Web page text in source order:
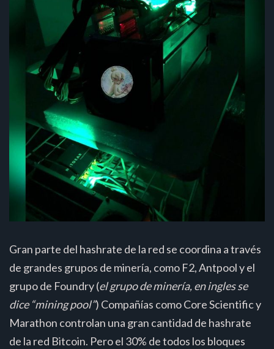
Gran parte del hashrate de la red se coordina a través
de grandes grupos de minería, como F2, Antpool y el
grupo de Foundry (el grupo de minería, en ingles se
dice “mining pool”) Compañías como Core Scientific y
Marathon controlan una gran cantidad de hashrate
de la red Bitcoin. Pero el 30% de todos los bloques